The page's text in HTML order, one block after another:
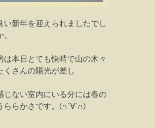
い新年を迎えられましたでし
は本日とても快晴で山の木々
くさんの陽光が差し
じない室内にいる分には春の
ららかさです。(∩´∀`∩)